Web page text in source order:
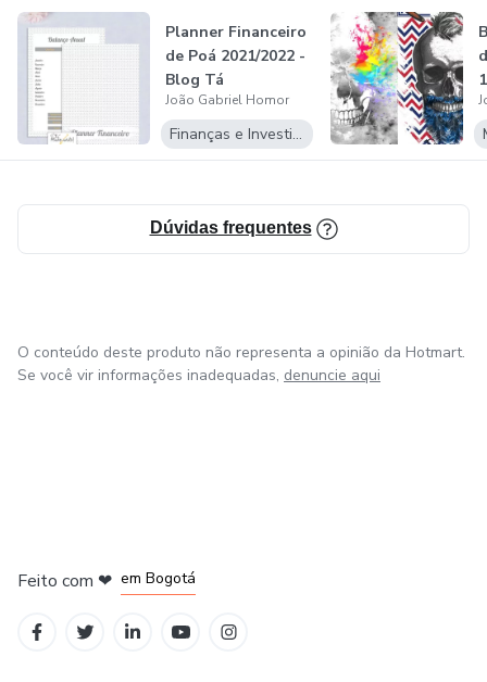
- Estampa Pug Viajante
- Estampa King Pug
- Estampa Pug Style
- Estampa Pugue Vol.2
Planner Financeiro
de Poá 2021/2022 -
Blog Tá
Planejando?
João Gabriel Homor
Finanças e Investimentos
1
Dúvidas frequentes
O conteúdo deste produto não representa a opinião da Hotmart.
Se você vir informações inadequadas, denuncie aqui
Feito com ❤ em Bogotá